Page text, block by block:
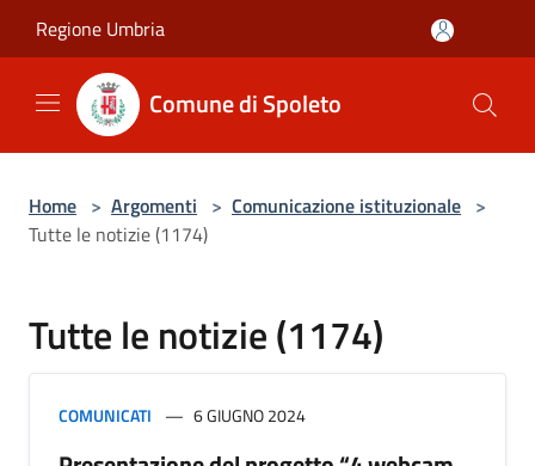
Regione Umbria
Comune di Spoleto
Home > Argomenti > Comunicazione istituzionale >
Tutte le notizie (1174)
Tutte le notizie (1174)
COMUNICATI 6 GIUGNO 2024